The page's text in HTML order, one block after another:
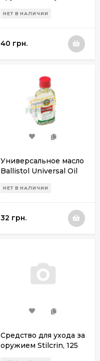
НЕТ В НАЛИЧИИ
40 грн.
Универсальное масло
Ballistol Universal Oil
НЕТ В НАЛИЧИИ
32 грн.
Средство для ухода за
оружием Stilcrin, 125